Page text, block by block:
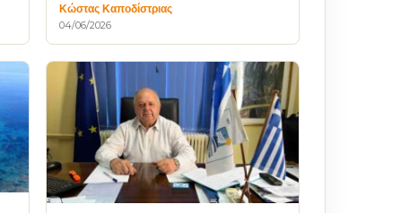
Κώστας Καποδίστριας
04/06/2026